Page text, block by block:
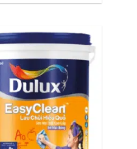
năng, cách tính khối